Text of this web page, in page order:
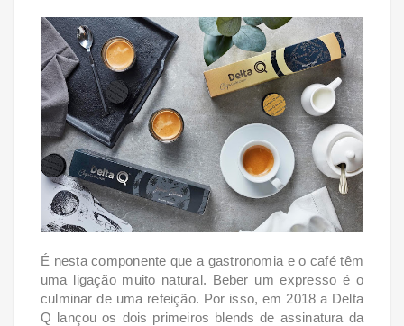
É nesta componente que a gastronomia e o café têm
uma ligação muito natural. Beber um expresso é o
culminar de uma refeição. Por isso, em 2018 a Delta
Q lançou os dois primeiros blends de assinatura da